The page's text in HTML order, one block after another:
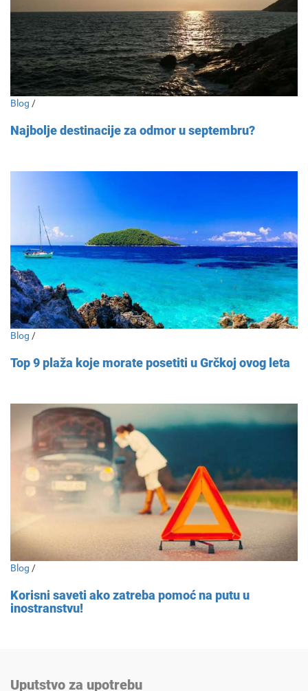
Blog /
Najbolje destinacije za odmor u septembru?
Blog /
Top 9 plaža koje morate posetiti u Grčkoj ovog leta
Blog /
Korisni saveti ako zatreba pomoć na putu u
inostranstvu!
Uputstvo za upotrebu